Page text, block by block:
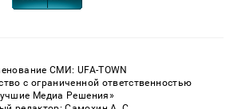
СМИ: UFA-TOWN
с ограниченной ответственностью
Медиа Решения»